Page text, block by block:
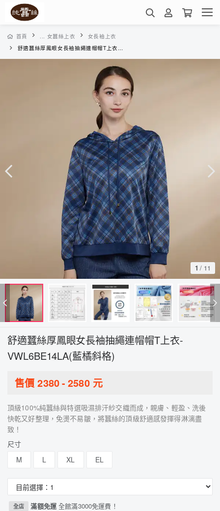
首頁 ... 女蠶絲上衣
女長袖上衣
舒適蠶絲厚鳳眼女長袖抽繩連帽帽T上衣-VWL6BE14LA(藍橘斜格)
1 / 11
舒適蠶絲厚鳳眼女長袖抽繩連帽帽T上衣-
VWL6BE14LA(藍橘斜格)
售價2380- 2580元
頂級100%純蠶絲與特選吸濕排汗紗交織而成，親膚、輕盈、洗後
快乾又好整理，免燙不易皺，將蠶絲的頂級舒適感發揮得淋漓盡
致！
尺寸
M
L XL EL
全店 滿額免運全館滿3000免運費！